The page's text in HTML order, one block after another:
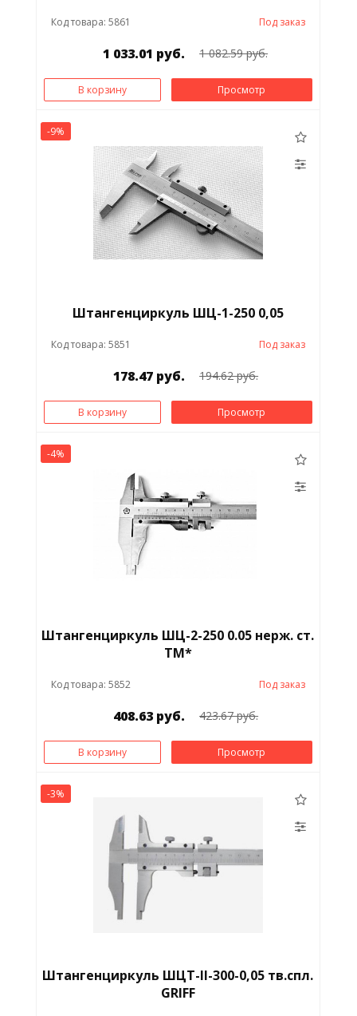
Код товара: 5861 Под заказ
1 033.01 руб. 1 082.59 руб.
В корзину Просмотр
-9%
Штангенциркуль ШЦ-1-250 0,05
Код товара: 5851 Под заказ
178.47 руб. 194.62 руб.
В корзину Просмотр
-4%
Штангенциркуль ШЦ-2-250 0.05 нерж. ст.
ТМ*
Код товара: 5852 Под заказ
408.63 руб. 423.67 руб.
В корзину Просмотр
-3%
Штангенциркуль ШЦТ-II-300-0,05 тв.спл.
GRIFF